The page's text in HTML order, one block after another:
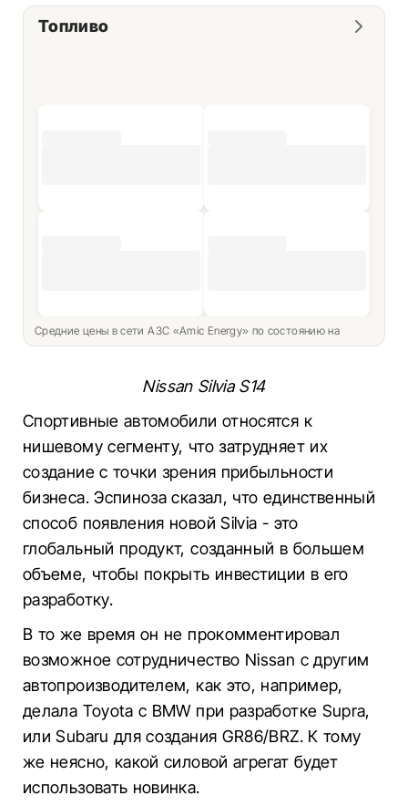
Топливо
Средние цены в сети АЗС «Amic Energy» по состоянию на
Nissan Silvia S14
Спортивные автомобили относятся к
нишевому сегменту, что затрудняет их
создание с точки зрения прибыльности
бизнеса. Эспиноза сказал, что единственный
способ появления новой Silvia - это
глобальный продукт, созданный в большем
объеме, чтобы покрыть инвестиции в его
разработку.
В то же время он не прокомментировал
возможное сотрудничество Nissan с другим
автопроизводителем, как это, например,
делала Toyota с BMW при разработке Supra,
или Subaru для создания GR86/BRZ. К тому
же неясно, какой силовой агрегат будет
использовать новинка.